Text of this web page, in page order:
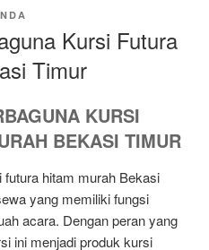
Kursi Futura
Timur
KURSI
BEKASI TIMUR
hitam murah Bekasi
yang memiliki fungsi
acara. Dengan peran yang
ini menjadi produk kursi